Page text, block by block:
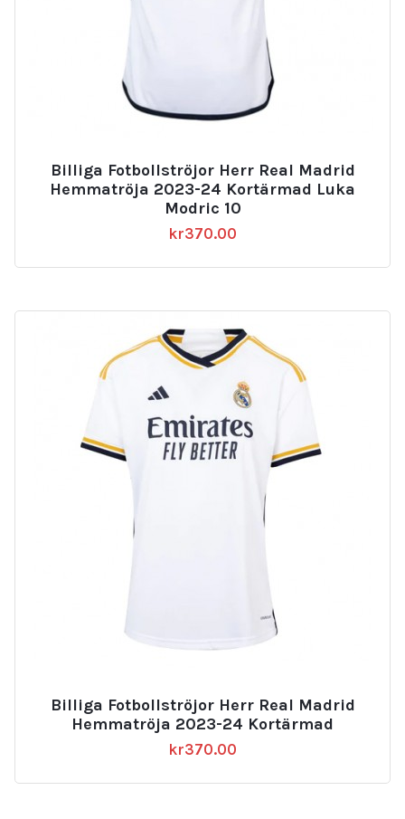
Billiga Fotbollströjor Herr Real Madrid
Hemmatröja 2023-24 Kortärmad Luka
Modric 10
kr370.00
Billiga Fotbollströjor Herr Real Madrid
Hemmatröja 2023-24 Kortärmad
kr370.00